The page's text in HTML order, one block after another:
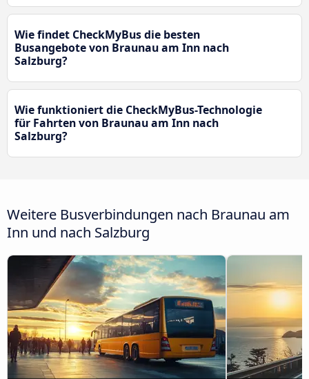
Wie findet CheckMyBus die besten
Busangebote von Braunau am Inn nach
Salzburg?
Wie funktioniert die CheckMyBus-Technologie
für Fahrten von Braunau am Inn nach
Salzburg?
Weitere Busverbindungen nach Braunau am
Inn und nach Salzburg